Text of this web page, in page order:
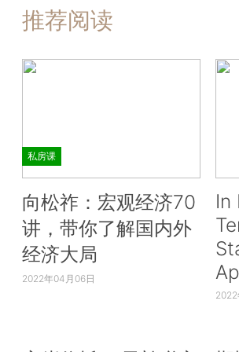
推荐阅读
私房课
向松祚：宏观经济70
讲，带你了解国内外
经济大局
2022年04月06日
In
2022